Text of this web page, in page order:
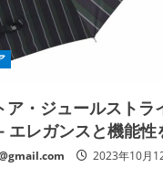
ア・ジュールストラ
エレガンスと機能性
2023年10月